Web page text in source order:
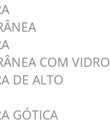
COM VIDRO
DE ALTO
GÓTICA